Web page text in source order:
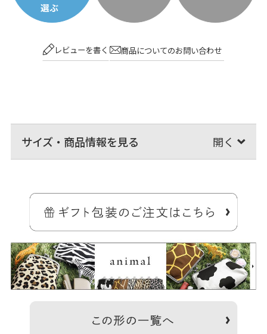
選ぶ
レビューを書く 商品についてのお問い合わせ
サイズ・商品情報を見る
かさばらないスクエア型、スッキリフォルムのポーチ。
スリムなマチ幅なので、小さめバッグや、ビジネスバッグなどの薄型
バッグの中でもかさ張りません。 小物の小分けに便利な内ポケットが
付いています。
コスメ類やヘアアクセサリなどはもちろん、ガジェット系ケースやア
イコスケースとしてもちょうど良いサイズ感でマルチに活躍します。
大きすぎず、小さすぎない、使い勝手の良いサイズなので、プレゼン